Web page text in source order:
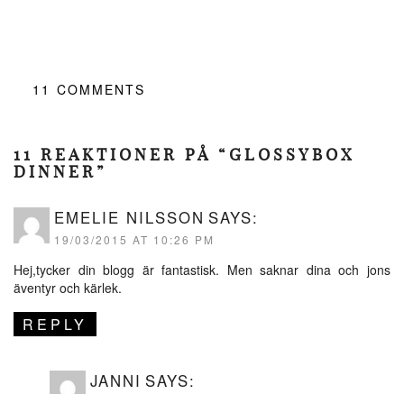
11 COMMENTS
11 REAKTIONER PÅ “GLOSSYBOX
DINNER”
EMELIE NILSSON SAYS:
19/03/2015 AT 10:26 PM
Hej,tycker din blogg är fantastisk. Men saknar dina och jons
äventyr och kärlek.
REPLY
JANNI SAYS: